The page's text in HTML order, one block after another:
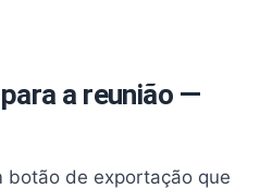
a reunião —
botão de exportação que